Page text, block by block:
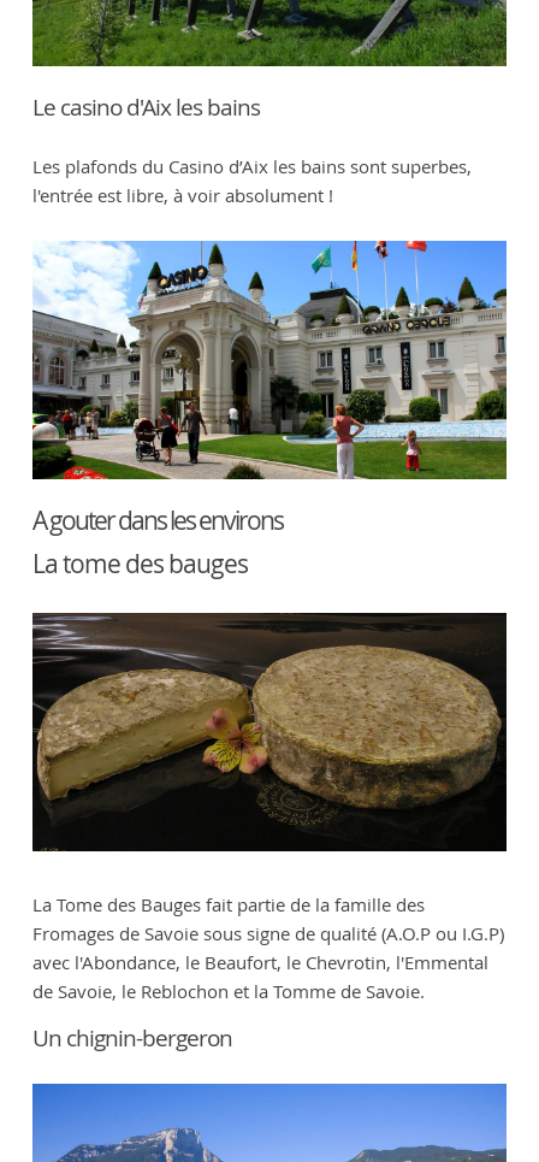
Le casino d'Aix les bains
Les plafonds du Casino d’Aix les bains sont superbes,
l'entrée est libre, à voir absolument !
A gouter dans les environs
La tome des bauges
La Tome des Bauges fait partie de la famille des
Fromages de Savoie sous signe de qualité (A.O.P ou I.G.P)
avec l'Abondance, le Beaufort, le Chevrotin, l'Emmental
de Savoie, le Reblochon et la Tomme de Savoie.
Un chignin-bergeron